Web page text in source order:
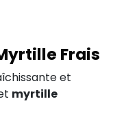
Frais
et
myrtille